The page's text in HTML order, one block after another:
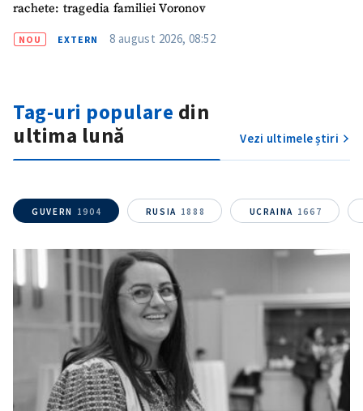
in English
на русском
rachete: tragedia familiei Voronov
NOU EXTERN 8 august 2026, 08:52
Tag-uri populare din
ultima lună
Vezi ultimele știri
GUVERN 1904 RUSIA 1888 UCRAINA 1667